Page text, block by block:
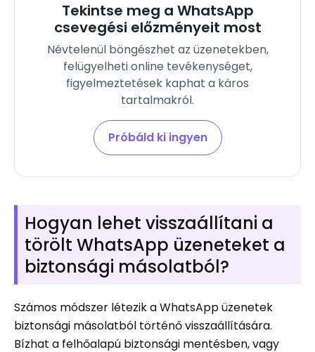
Tekintse meg a WhatsApp
csevegési előzményeit most
Névtelenül böngészhet az üzenetekben,
felügyelheti online tevékenységet,
figyelmeztetések kaphat a káros
tartalmakról.
Próbáld ki ingyen
Hogyan lehet visszaállítani a
törölt WhatsApp üzeneteket a
biztonsági másolatból?
Számos módszer létezik a WhatsApp üzenetek
biztonsági másolatból történő visszaállítására.
Bízhat a felhőalapú biztonsági mentésben, vagy